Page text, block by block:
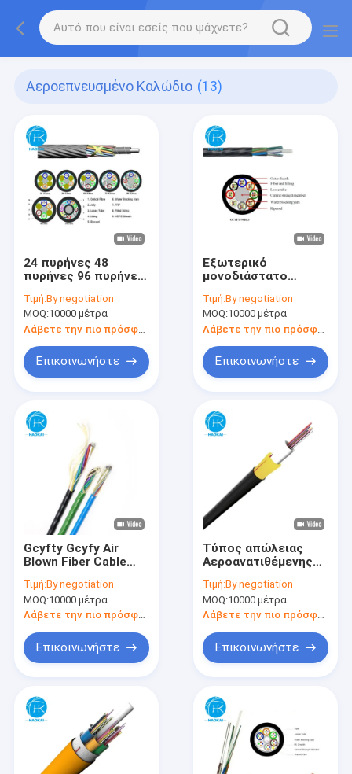
Αεροεπνευσμένο Καλώδιο (13)
24 πυρήνες 48
πυρήνες 96 πυρήνες
οπτική ίνα καλώδιο
αγωγού
Τιμή:By negotiation
MOQ:10000 μέτρα
Λάβετε την πιο πρόσφατη τιμή
Επικοινωνήστε
Εξωτερικό
μονοδιάστατο
μικροεπνευστροφικής
καλωδίωσης με
ράμφος χαλαρό
σωλήνα
Τιμή:By negotiation
MOQ:10000 μέτρα
Επικοινωνήστε
Gcyfty Gcyfy Air
Blown Fiber Cable
48core 72core
96core 144core
Τιμή:By negotiation
MOQ:10000 μέτρα
Λάβετε την πιο πρόσφατη τιμή
Επικοινωνήστε
Τύπος απώλειας
Αεροανατιθέμενης
καλωδίου Gcyfty
Gcyfy 12core 24core
FRP
Τιμή:By negotiation
MOQ:10000 μέτρα
Επικοινωνήστε